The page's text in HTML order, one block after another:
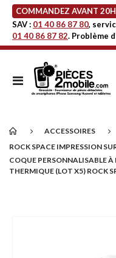
COMMANDEZ AVANT 20H
SAV : 01 40 86 87 80,
01 40 86 87 82. Problème
Affichage
navigation
ACCESSOIRES
ROCK SPACE IMPRESSION
COQUE PERSONNALISABLE
THERMIQUE (LOT X5) ROCK